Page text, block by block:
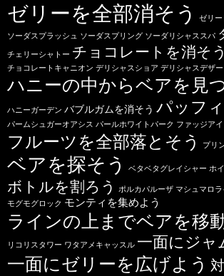
ゼリーを全部消そう
ゼリ
ソーダスプラッシュ ソーダスプリング ソーダリシャススパ
チェリーシャトー チョコレートを消そう
チョコレートキャニオン デリシャスショア デリシャスデザー
ハニーの中からベアを見
ハニーガーデン バブルガムを消そう パッフ
パームシュガーオアシス パールホワイトパーク ファッジア
フルーツを全部落とそう プリ
ベアを探そう ベタベタグレイシャー ホ
ボトルを割ろう ポルカパルーザ マシュマロラ
モグモグロック モンティを集めよう
ラインの上までベアを移
リコリスタワー ワタアメキャッスル 一面にジャ
一面にゼリーを広げよう